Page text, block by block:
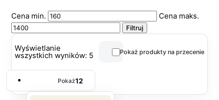
Cena min. Cena maks.
Filtruj
Wyświetlanie
wszystkich wyników: 5 Pokaż produkty na przecenie
Pokaż12